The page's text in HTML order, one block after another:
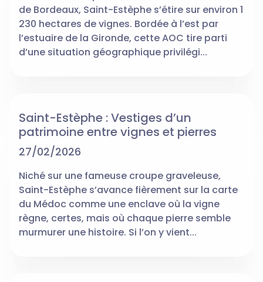
de Bordeaux, Saint-Estèphe s’étire sur environ 1
230 hectares de vignes. Bordée à l’est par
l’estuaire de la Gironde, cette AOC tire parti
d’une situation géographique privilégi...
Saint-Estèphe : Vestiges d’un
patrimoine entre vignes et pierres
27/02/2026
Niché sur une fameuse croupe graveleuse,
Saint-Estèphe s’avance fièrement sur la carte
du Médoc comme une enclave où la vigne
règne, certes, mais où chaque pierre semble
murmurer une histoire. Si l’on y vient...